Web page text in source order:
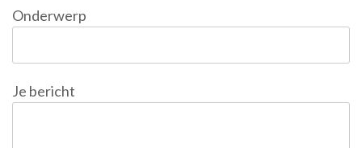
Onderwerp
Je bericht